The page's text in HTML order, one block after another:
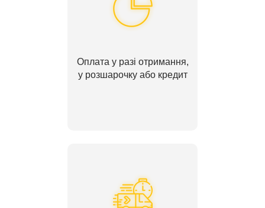
Оплата у разі отримання,
у розшарочку або кредит